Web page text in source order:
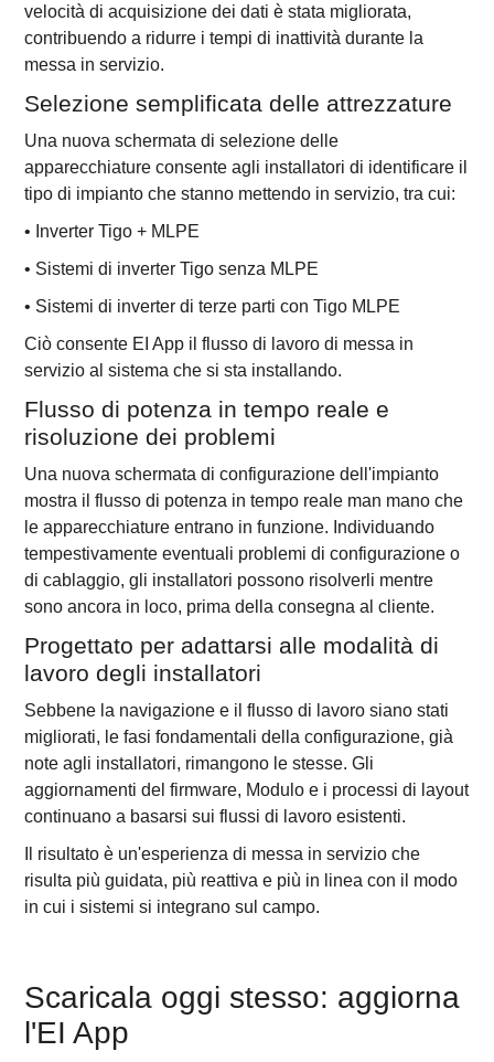
velocità di acquisizione dei dati è stata migliorata,
contribuendo a ridurre i tempi di inattività durante la
messa in servizio.
Selezione semplificata delle attrezzature
Una nuova schermata di selezione delle
apparecchiature consente agli installatori di identificare il
tipo di impianto che stanno mettendo in servizio, tra cui:
• Inverter Tigo + MLPE
• Sistemi di inverter Tigo senza MLPE
• Sistemi di inverter di terze parti con Tigo MLPE
Ciò consente EI App il flusso di lavoro di messa in
servizio al sistema che si sta installando.
Flusso di potenza in tempo reale e
risoluzione dei problemi
Una nuova schermata di configurazione dell'impianto
mostra il flusso di potenza in tempo reale man mano che
le apparecchiature entrano in funzione. Individuando
tempestivamente eventuali problemi di configurazione o
di cablaggio, gli installatori possono risolverli mentre
sono ancora in loco, prima della consegna al cliente.
Progettato per adattarsi alle modalità di
lavoro degli installatori
Sebbene la navigazione e il flusso di lavoro siano stati
migliorati, le fasi fondamentali della configurazione, già
note agli installatori, rimangono le stesse. Gli
aggiornamenti del firmware, Modulo e i processi di layout
continuano a basarsi sui flussi di lavoro esistenti.
Il risultato è un'esperienza di messa in servizio che
risulta più guidata, più reattiva e più in linea con il modo
in cui i sistemi si integrano sul campo.
Scaricala oggi stesso: aggiorna
l'EI App